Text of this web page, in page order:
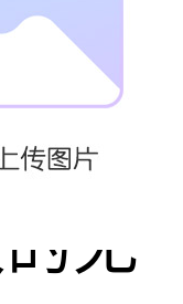
是
而如
无